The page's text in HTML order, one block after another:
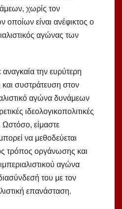
χωρίς τον
είναι ανέφικτος ο
αγώνας των
την ευρύτερη
συστράτευση στον
αγώνα δυνάμεων
ιδεολογικοπολιτικές
Ωστόσο, είμαστε
να μεθοδεύεται
τρόπος οργάνωσης και
αγώνα
του με τον
επανάσταση.